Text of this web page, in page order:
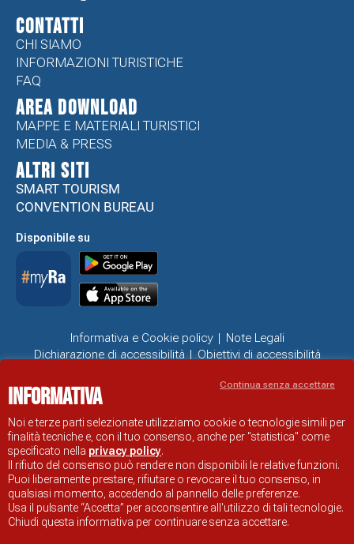
CONTATTI
CHI SIAMO
INFORMAZIONI TURISTICHE
FAQ
Area Download
MAPPE E MATERIALI TURISTICI
MEDIA & PRESS
ALTRI SITI
SMART TOURISM
CONVENTION BUREAU
Disponibile su
Informativa e Cookie policy
Note Legali
Dichiarazione di accessibilità
Obiettivi di accessibilità
SITO UFFICIALE DI INFORMAZIONE TURISTICA DI RAVENNA
Informativa
Noi e terze parti selezionate utilizziamo cookie o tecnologie simili per
finalità tecniche e, con il tuo consenso, anche per "statistica" come
specificato nella privacy policy.
Il rifiuto del consenso può rendere non disponibili le relative funzioni.
Puoi liberamente prestare, rifiutare o revocare il tuo consenso, in
qualsiasi momento, accedendo al pannello delle preferenze.
Usa il pulsante “Accetta” per acconsentire all'utilizzo di tali tecnologie.
Chiudi questa informativa per continuare senza accettare.
Continua senza accettare